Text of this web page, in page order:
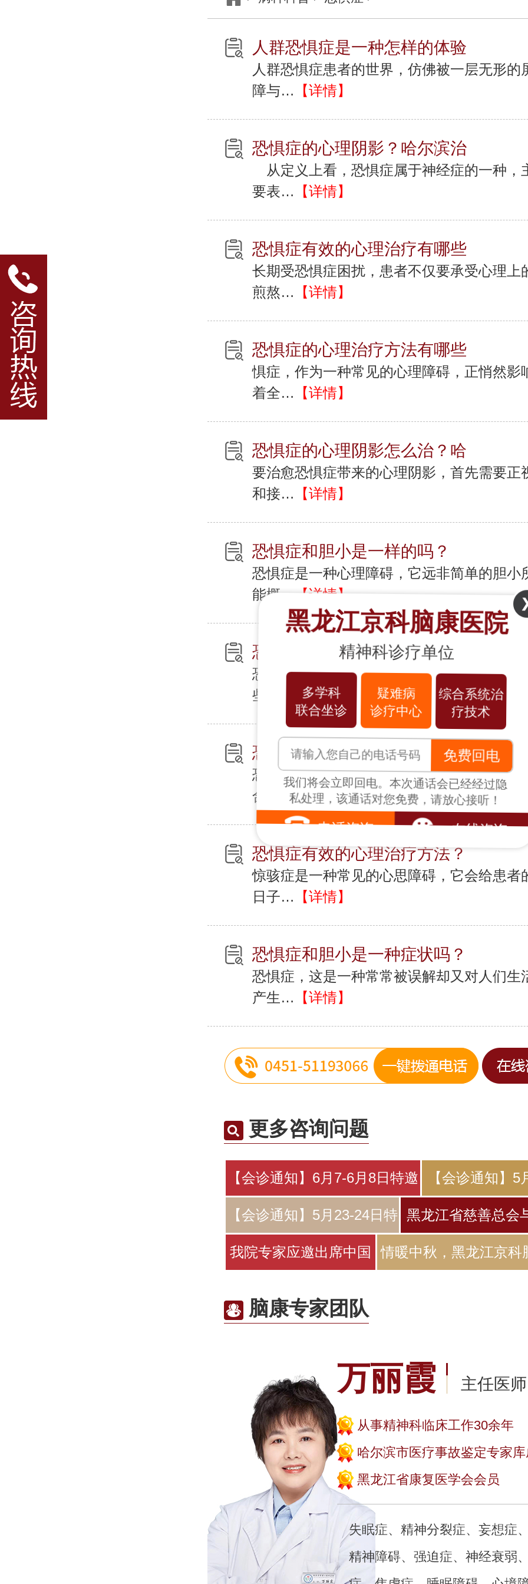
人群恐惧症是一种怎样的体验
人群恐惧症患者的世界，仿佛被一层无形的
障与…
【详情】
恐惧症的心理阴影？哈尔滨治
从定义上看，恐惧症属于神经症的一种，
要表…
【详情】
恐惧症有效的心理治疗有哪些
长期受恐惧症困扰，患者不仅要承受心理上
煎熬…
【详情】
恐惧症的心理治疗方法有哪些
惧症，作为一种常见的心理障碍，正悄然影
着全…
【详情】
恐惧症的心理阴影怎么治？哈
要治愈恐惧症带来的心理阴影，首先需要正
和接…
【详情】
恐惧症和胆小是一样的吗？
恐惧症是一种心理障碍，它远非简单的胆小
能概…
【详情】
恐惧症怎么治疗比较好？
恐惧症是一种常见的心理障碍，患者常常对
些特…
【详情】
恐惧症很怕黑吗？
恐惧症是一种常见的心理障碍，它以过度、
合理…【详情】
恐惧症有效的心理治疗方法？
惊骇症是一种常见的心思障碍，它会给患者
日子…
【详情】
恐惧症和胆小是一种症状吗？
恐惧症，这是一种常常被误解却又对人们生
产生…
【详情】
更多咨询问题
【会诊通知】6月7-6月8日特邀
北
【会诊通知】5
月2日特邀
【会诊通知】5月23-24日特
邀原北
黑龙江省慈善总会
江京科脑
我院专家应邀出席中国 情暖中秋，黑龙江京科
脑康专家团队
万丽霞 主任医师
从事精神科临床工作30余年
哈尔滨市医疗事故鉴定专家
黑龙江省康复医学会会员
失眠症、精神分裂症、妄想症
精神障碍、强迫症、神经衰弱
黑龙江京科脑康医院
精神科诊疗单位
多学科
联合坐诊
疑难病
诊疗中心
综合系统治
疗技术
免费回电
我们将会立即回电。本次通话会已经经过隐
私处理，该通话对您免费，请放心接听！
电话咨询 在线咨询